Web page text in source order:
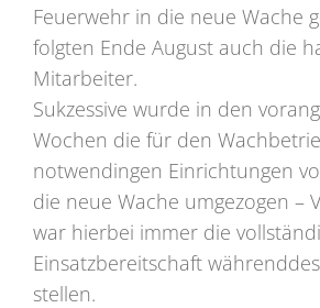
Feuerwehr in die neue Wache
folgten Ende August auch die
Mitarbeiter.
Sukzessive wurde in den
Wochen die für den
notwendingen Einrichtungen
die neue Wache umgezogen –
war hierbei immer die
Einsatzbereitschaft
stellen.